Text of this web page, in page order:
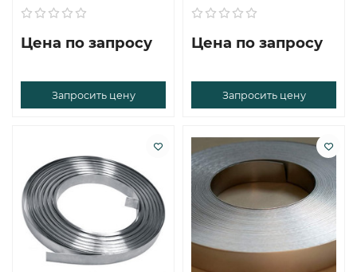
Цена по запросу
Запросить цену
Цена по запросу
Запросить цену